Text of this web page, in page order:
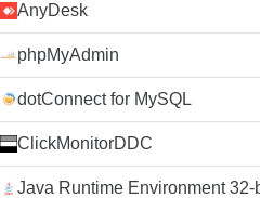
AnyDesk
phpMyAdmin
dotConnect for MySQL
ClickMonitorDDC
Java Runtime Environment 32-